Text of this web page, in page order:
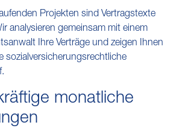
Projekten sind Vertragstexte
analysieren gemeinsam mit einem
Ihre Verträge und zeigen Ihnen
sozialversicherungsrechtliche
monatliche